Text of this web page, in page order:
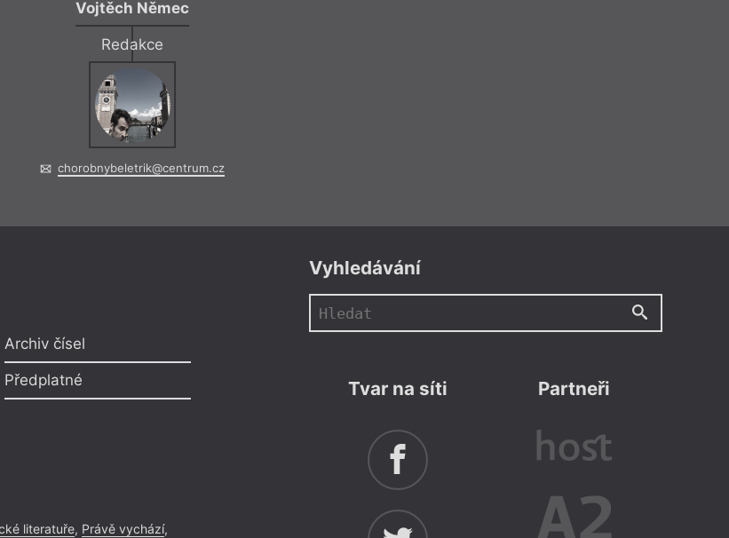
Vojtěch Němec
Redakce
chorobnybeletrik@centrum.cz
Archiv čísel
Předplatné
literatuře, Právě vychází,
Vyhledávání
Tvar na síti Partneři